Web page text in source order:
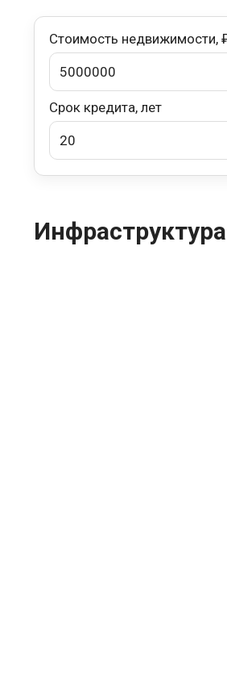
Стоимость недвижимости,
Срок кредита, лет
Инфраструктура